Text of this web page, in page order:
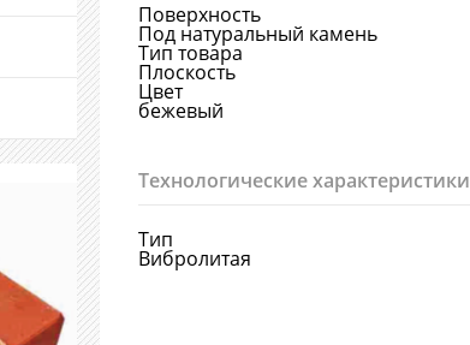
Поверхность
Под натуральный камень
Тип товара
Плоскость
Цвет
бежевый
Технологические характеристики
Тип
Вибролитая